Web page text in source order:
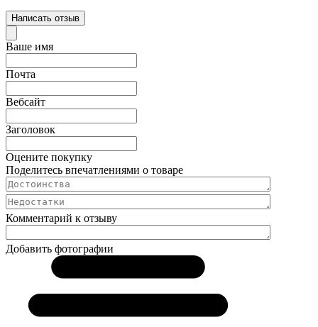
Написать отзыв
Ваше имя
Почта
Вебсайт
Заголовок
Оцените покупку
Поделитесь впечатлениями о товаре
Комментарий к отзыву
Добавить фотографии